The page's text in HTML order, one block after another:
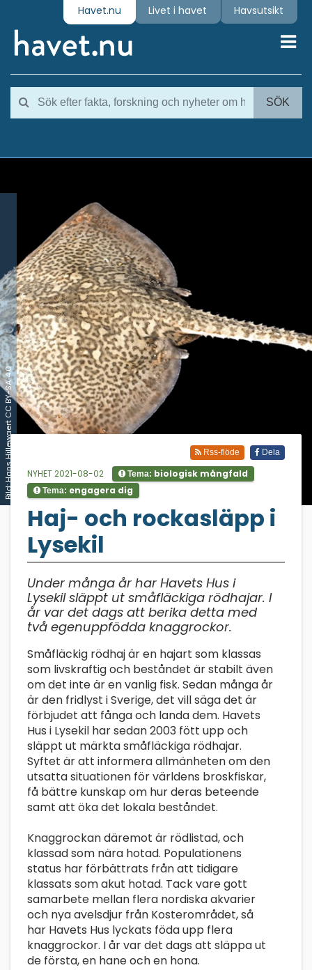
Havet.nu Livet i havet Havsutsikt
SÖK
Bild: Hans Hillewaert CC BY-SA 4.0 Dela
Rss-flöde
NYHET 2021-08-02 Tema: biologisk mångfald
Tema: engagera dig
Haj- och rockasläpp i
Lysekil
Under många år har Havets Hus i
Lysekil släppt ut småfläckiga rödhajar. I
år var det dags att berika detta med
två egenuppfödda knaggrockor.
Småfläckig rödhaj är en hajart som klassas
som livskraftig och beståndet är stabilt även
om det inte är en vanlig fisk. Sedan många år
är den fridlyst i Sverige, det vill säga det är
förbjudet att fånga och landa dem. Havets
Hus i Lysekil har sedan 2003 fött upp och
släppt ut märkta småfläckiga rödhajar.
Syftet är att informera allmänheten om den
utsatta situationen för världens broskfiskar,
få bättre kunskap om hur deras beteende
samt att öka det lokala beståndet.
Knaggrockan däremot är rödlistad, och
klassad som nära hotad. Populationens
status har förbättrats från att tidigare
klassats som akut hotad. Tack vare gott
samarbete mellan flera nordiska akvarier
och nya avelsdjur från Kosterområdet, så
har Havets Hus lyckats föda upp flera
knaggrockor. I år var det dags att släppa ut
de första, en hane och en hona.